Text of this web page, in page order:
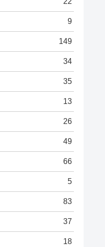
9
149
34
35
13
26
49
66
5
83
37
18